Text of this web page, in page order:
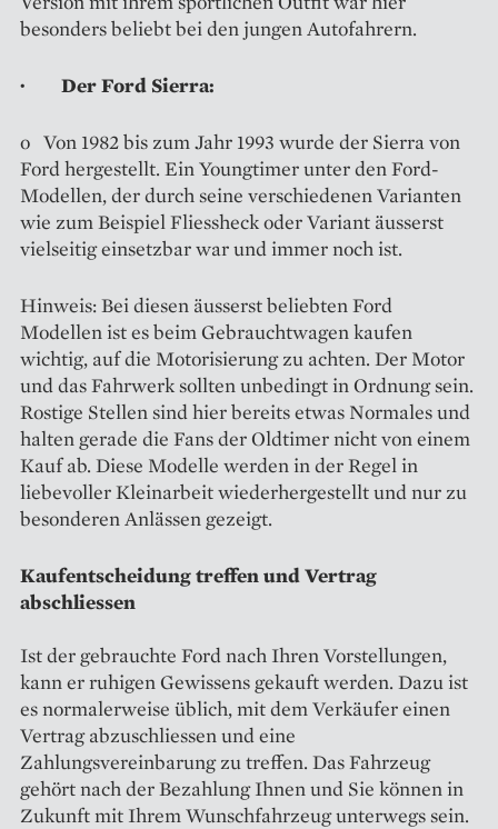
besonders beliebt bei den jungen Autofahrern.
· Der Ford Sierra:
o Von 1982 bis zum Jahr 1993 wurde der Sierra von
Ford hergestellt. Ein Youngtimer unter den Ford-
Modellen, der durch seine verschiedenen Varianten
wie zum Beispiel Fliessheck oder Variant äusserst
vielseitig einsetzbar war und immer noch ist.
Hinweis: Bei diesen äusserst beliebten Ford
Modellen ist es beim Gebrauchtwagen kaufen
wichtig, auf die Motorisierung zu achten. Der Motor
und das Fahrwerk sollten unbedingt in Ordnung sein.
Rostige Stellen sind hier bereits etwas Normales und
halten gerade die Fans der Oldtimer nicht von einem
Kauf ab. Diese Modelle werden in der Regel in
liebevoller Kleinarbeit wiederhergestellt und nur zu
besonderen Anlässen gezeigt.
Kaufentscheidung treffen und Vertrag
abschliessen
Ist der gebrauchte Ford nach Ihren Vorstellungen,
kann er ruhigen Gewissens gekauft werden. Dazu ist
es normalerweise üblich, mit dem Verkäufer einen
Vertrag abzuschliessen und eine
Zahlungsvereinbarung zu treffen. Das Fahrzeug
gehört nach der Bezahlung Ihnen und Sie können in
Zukunft mit Ihrem Wunschfahrzeug unterwegs sein.